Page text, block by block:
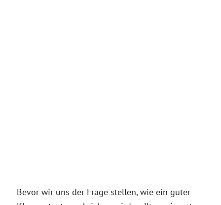
Bevor wir uns der Frage stellen, wie ein guter